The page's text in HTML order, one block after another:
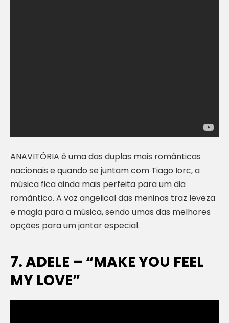
ANAVITÓRIA é uma das duplas mais românticas
nacionais e quando se juntam com Tiago Iorc, a
música fica ainda mais perfeita para um dia
romântico. A voz angelical das meninas traz leveza
e magia para a música, sendo umas das melhores
opções para um jantar especial.
7. ADELE – “MAKE YOU FEEL
MY LOVE”